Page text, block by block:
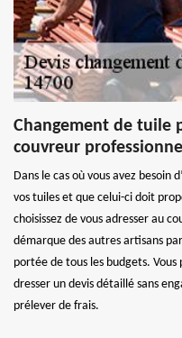
Changement de tuile
couvreur
Dans le cas où vous avez besoin
vos tuiles et que celui-ci doit
choisissez de vous adresser au
démarque des autres artisans
portée de tous les budgets. Vous
dresser un devis détaillé sans
prélever de frais.